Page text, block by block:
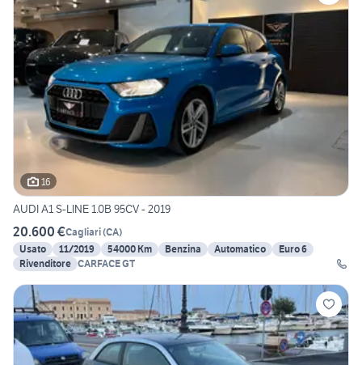
16
AUDI A1 S-LINE 1.0B 95CV - 2019
20.600 €Cagliari(CA)
Usato
11/2019 54000 Km Benzina Automatico
Euro 6
Rivenditore CARFACE GT